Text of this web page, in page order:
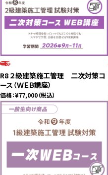
ご利用ガイド
よくあるご質問
プライバシーポリシー
二次
R8 ２級建築施工管理 二次対策コ
ース（ＷＥＢ講座）
価格：¥77,000（税込）